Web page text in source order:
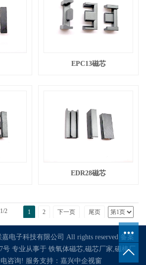
EPC13磁芯
EDR28磁芯
2 1 2 下一页 尾页
电子科技有限公司 All rights reserved 备案
号 专业从事于 铁氧体磁芯,磁芯厂家,磁棒厂
咨询! 服务支持： 嘉兴中企视窗